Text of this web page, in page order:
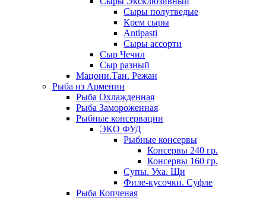
Сыры полутведые
Крем сыры
Antipasti
Сыры ассорти
Сыр Чечил
Сыр разный
Мацони.Тан. Режан
Рыба из Армении
Рыба Охлажденная
Рыба Замороженная
Рыбные консервации
ЭКО ФУД
Рыбные консервы
Консервы 240 гр.
Консервы 160 гр.
Супы. Уха. Щи
Филе-кусочки. Суфле
Рыба Копченая